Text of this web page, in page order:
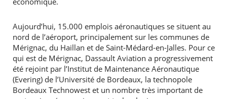
Aujourd’hui, 15.000 emplois aéronautiques se situent au
nord de l’aéroport, principalement sur les communes de
Mérignac, du Haillan et de Saint-Médard-en-Jalles. Pour ce
qui est de Mérignac, Dassault Aviation a progressivement
été rejoint par l’Institut de Maintenance Aéronautique
(Evering) de l’Université de Bordeaux, la technopole
Bordeaux Technowest et un nombre très important de